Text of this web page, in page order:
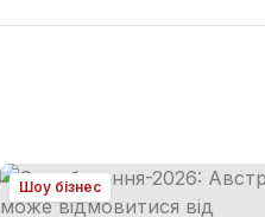
Шоу бізнес